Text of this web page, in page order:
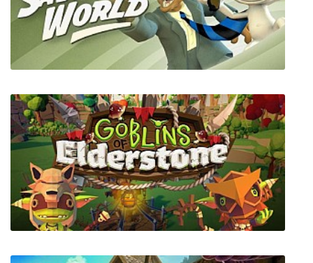
S.T.A.L.K.E.R. – Возвращение шрама (часть
1-я)
Sam & Max Save the World Remastered